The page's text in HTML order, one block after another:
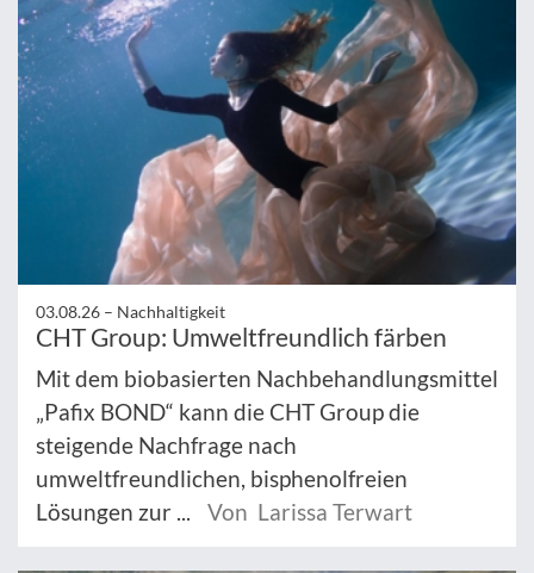
03.08.26 – Nachhaltigkeit
CHT Group: Umweltfreundlich färben
Mit dem biobasierten Nachbehandlungsmittel
„Pafix BOND“ kann die CHT Group die
steigende Nachfrage nach
umweltfreundlichen, bisphenolfreien
Lösungen zur ...
Von Larissa Terwart